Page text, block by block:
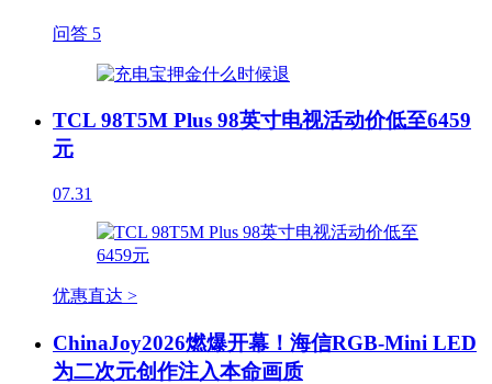
问答 5
TCL 98T5M Plus 98英寸电视活动价低至6459
元
07.31
优惠直达 >
ChinaJoy2026燃爆开幕！海信RGB-Mini LED
为二次元创作注入本命画质